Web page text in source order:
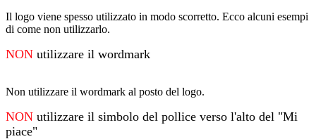
Il logo viene spesso utilizzato in modo scorretto. Ecco alcuni esempi
di come non utilizzarlo.
NON utilizzare il wordmark
Non utilizzare il wordmark al posto del logo.
NON utilizzare il simbolo del pollice verso l'alto del "Mi
piace"